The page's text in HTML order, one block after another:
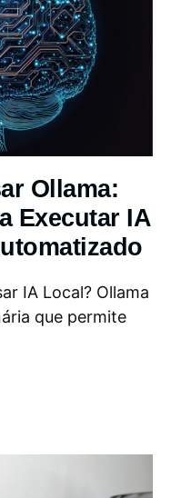
Ollama:
Executar IA
IA Local? Ollama
que permite